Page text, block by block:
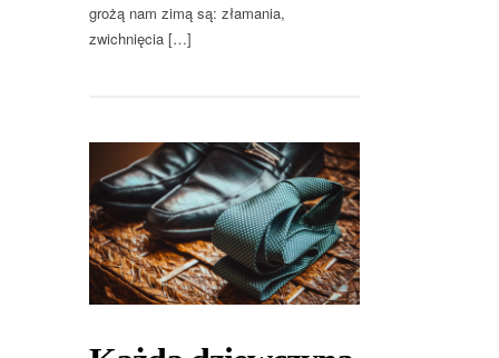
grożą nam zimą są: złamania,
zwichnięcia […]